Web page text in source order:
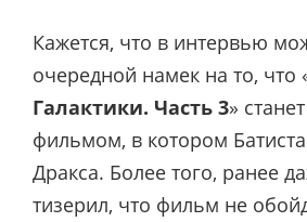
Кажется, что в интервью
очередной намек на то, что
Галактики. Часть 3»
фильмом, в котором
Дракса. Более того, ранее
тизерил, что фильм не